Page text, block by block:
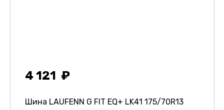
4 121
Шина LAUFENN G FIT EQ+ LK41 175/70R13